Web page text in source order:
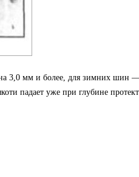
3,0 мм и более, для зимних шин
падает уже при глубине